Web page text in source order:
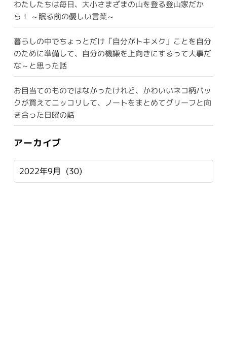
わたしたちは毎日、大小さまざまの山を登る登山家だか
ら！ ～眠る前の優しい言葉～
暮らしの中でちょっとだけ「自分がトキメク」ことを自分
のために準備して、自分の機嫌を上向きにするって大事だ
な～と思った話
お目当てのものではなかったけれど、かわいいネコ柄バッ
クが買えてニッコリして、ノートをまとめてグリーフと向
き合った日曜の話
アーカイブ